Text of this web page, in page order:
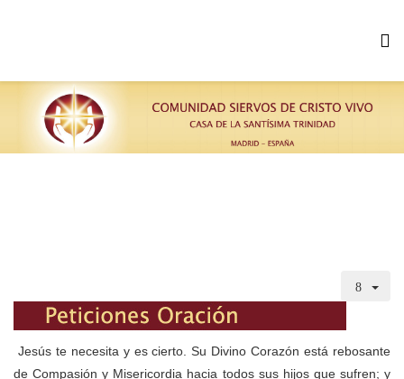
Jesús te necesita y es cierto. Su Divino Corazón está rebosante
de Compasión y Misericordia hacia todos sus hijos que sufren; y